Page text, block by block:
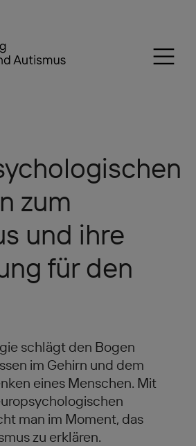
zum
und ihre
für den
schlägt den Bogen
im Gehirn und dem
eines Menschen. Mit
man im Moment, das
zu erklären.